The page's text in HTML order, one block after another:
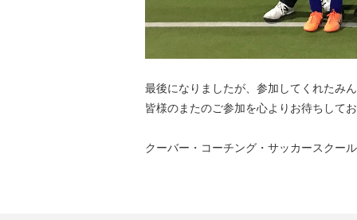
最後になりましたが、参加してくれたみ
皆様のまたのご参加を心よりお待ちして
クーバー・コーチング・サッカースクー